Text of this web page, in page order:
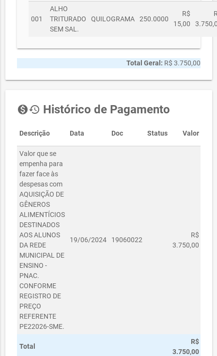
001
ALHO
TRITURADO
SEM SAL.
QUILOGRAMA 250.0000
R$
15,00
Total Geral: R$ 3.750,00
monetization_onhistory Histórico de Pagamento
Descrição Data Doc Status Valor
Valor que se
empenha para
fazer face às
despesas com
AQUISIÇÃO DE
GÊNEROS
ALIMENTÍCIOS
DESTINADOS
AOS ALUNOS
DA REDE
MUNICIPAL DE
ENSINO -
PNAC.
CONFORME
REGISTRO DE
PREÇO
REFERENTE
PE22026-SME.
19/06/2024 19060022
R$
3.750,00
Total
R$
3.750,00